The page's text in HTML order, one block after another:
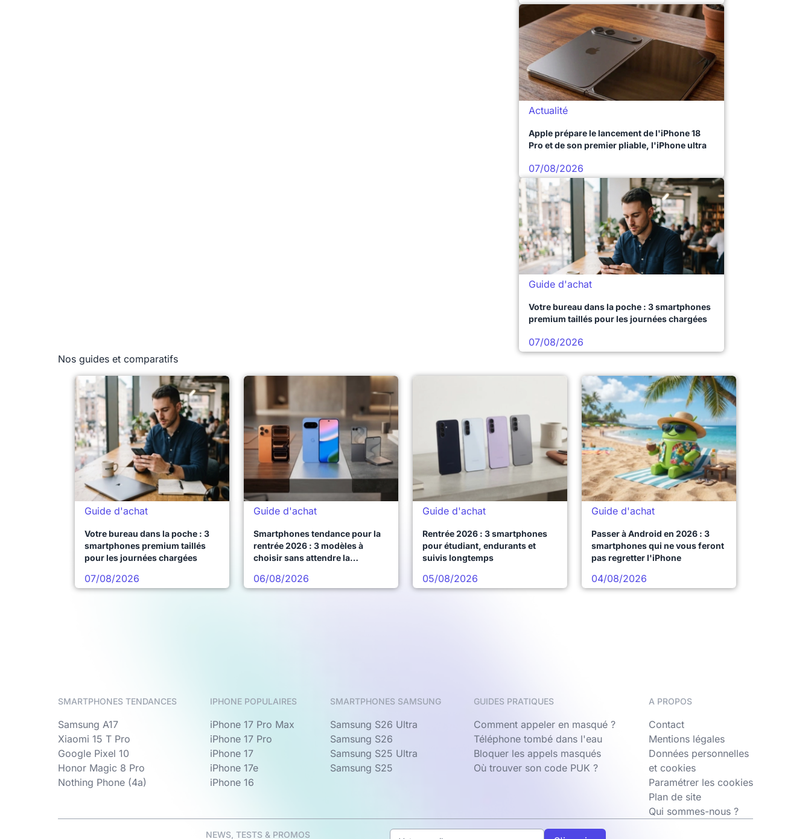
Actualité
Apple prépare le lancement de l'iPhone 18
Pro et de son premier pliable, l'iPhone ultra
07/08/2026
Guide d'achat
Votre bureau dans la poche : 3 smartphones
premium taillés pour les journées chargées
07/08/2026
Nos guides et comparatifs
Guide d'achat
Votre bureau dans la poche : 3
smartphones premium taillés
pour les journées chargées
07/08/2026
Guide d'achat
Smartphones tendance pour la
rentrée 2026 : 3 modèles à
choisir sans attendre la
06/08/2026
Guide d'achat
Rentrée 2026 : 3 smartphones
pour étudiant, endurants et
suivis longtemps
05/08/2026
Guide d'achat
Passer à Android en 2026 : 3
smartphones qui ne vous feront
pas regretter l'iPhone
04/08/2026
SMARTPHONES TENDANCES
Samsung A17
Xiaomi 15 T Pro
Google Pixel 10
Honor Magic 8 Pro
Nothing Phone (4a)
IPHONE POPULAIRES
iPhone 17 Pro Max
iPhone 17 Pro
iPhone 17
iPhone 17e
iPhone 16
SMARTPHONES SAMSUNG
Samsung S26 Ultra
Samsung S26
Samsung S25 Ultra
Samsung S25
GUIDES PRATIQUES
Comment appeler en masqué ?
Téléphone tombé dans l'eau
Bloquer les appels masqués
Où trouver son code PUK ?
A PROPOS
Contact
Mentions légales
Données personnelles
et cookies
Paramétrer les cookies
Plan de site
Qui sommes-nous ?
NEWS, TESTS & PROMOS